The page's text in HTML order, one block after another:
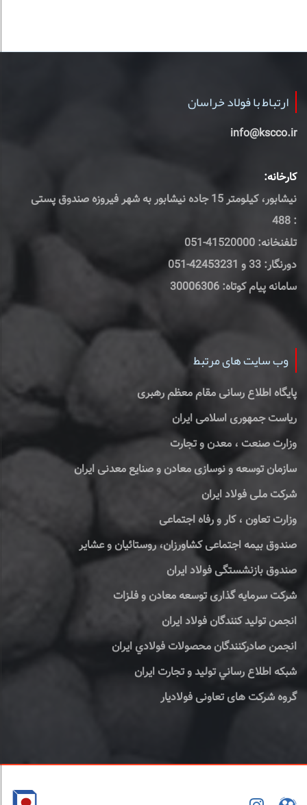
ارتباط با فولاد خراسان
info@kscco.ir
کارخانه:
نیشابور، کیلومتر 15 جاده نیشابور به شهر فیروزه صندوق پستی
: 488
تلفنخانه: 41520000-051
دورنگار: 33 و 42453231-051
سامانه پیام کوتاه: 30006306
وب سایت های مرتبط
پایگاه اطلاع رسانی مقام معظم رهبری
ریاست جمهوری اسلامی ایران
وزارت صنعت ، معدن و تجارت
سازمان توسعه و نوسازی معادن و صنایع معدنی ایران
شرکت ملی فولاد ایران
وزارت تعاون ، کار و رفاه اجتماعی
صندوق بیمه اجتماعی کشاورزان، روستائیان و عشایر
صندوق بازنشستگی فولاد ایران
شرکت سرمایه گذاری توسعه معادن و فلزات
انجمن تولید کنندگان فولاد ایران
انجمن صادركنندگان محصولات فولادي ايران
شبكه اطلاع رساني توليد و تجارت ايران
گروه شرکت های تعاونی فولادیار